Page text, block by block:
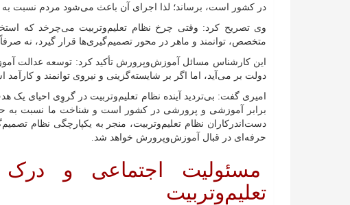
در کشور است، برساند؛ لذا اجرای آن باعث می‌شود مردم نسبت
وی تصریح کرد: وقتی چرخ نظام تعلیم‌وتربیت می‌چرخد که
متخصص، توانمند و ماهر در محور تصمیم‌گیری‌ها قرار گیرد، نه
این کارشناس مسائل آموزش‌وپرورش تأکید کرد: توسعه عدالت
دولت بر می‌آید، اما اگر بر شایسته‌گزینی و نیروی توانمند و
امیری گفت: بی‌تردید آینده نظام تعلیم‌وتربیت در گروِی
برابر آموزشی و پرورشی در کشور است و شناخت ما نسبت به
دست‌اندرکاران نظام تعلیم‌وتربیت، منجر به یکپارچگی نظام
حرفه‌ای در قبال آموزش‌وپرورش خواهد شد.
مسئولیت اجتماعی و
تعلیم‌وتربیت